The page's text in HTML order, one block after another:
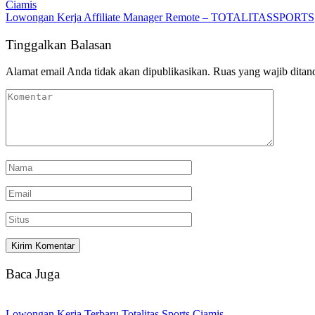
Ciamis
Lowongan Kerja Affiliate Manager Remote – TOTALITASSPORTS
Tinggalkan Balasan
Alamat email Anda tidak akan dipublikasikan. Ruas yang wajib
Baca Juga